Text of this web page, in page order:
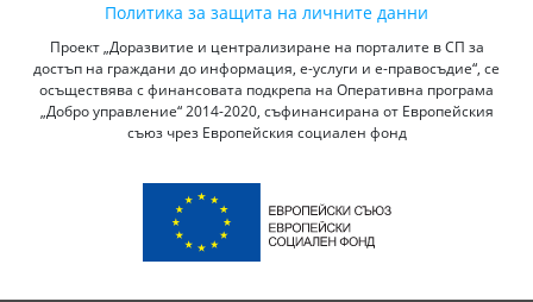
Политика за защита на личните данни
Проект „Доразвитие и централизиране на порталите в СП за
достъп на граждани до информация, е-услуги и е-правосъдие“, се
осъществява с финансовата подкрепа на Оперативна програма
„Добро управление“ 2014-2020, съфинансирана от Европейския
съюз чрез Европейския социален фонд